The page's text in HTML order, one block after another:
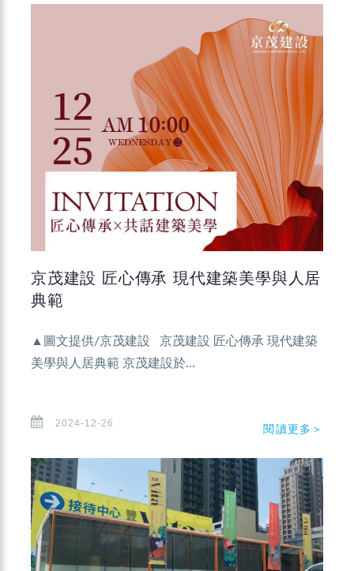
京茂建設 匠心傳承 現代建築美學與人居
典範
▲圖文提供/京茂建設 京茂建設 匠心傳承 現代建築
美學與人居典範 京茂建設於...
2024-12-26 閱讀更多＞